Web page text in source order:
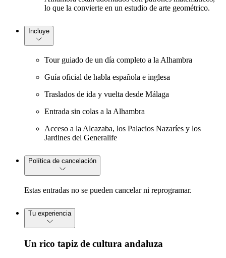
lo que la convierte en un estudio de arte geométrico.
Incluye
Tour guiado de un día completo a la Alhambra
Guía oficial de habla española e inglesa
Traslados de ida y vuelta desde Málaga
Entrada sin colas a la Alhambra
Acceso a la Alcazaba, los Palacios Nazaríes y los
Jardines del Generalife
Política de cancelación
Estas entradas no se pueden cancelar ni reprogramar.
Tu experiencia
Un rico tapiz de cultura andaluza